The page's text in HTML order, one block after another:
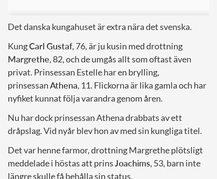
Det danska kungahuset är extra nära det svenska.
KungCarl Gustaf, 76, är ju kusin med drottning
Margrethe, 82, och de umgås allt som oftast även
privat. Prinsessan Estelle har en brylling,
prinsessanAthena, 11. Flickorna är lika gamla och har
nyfiket kunnat följa varandra genom åren.
Nu har dock prinsessan Athena drabbats av ett
dråpslag. Vid nyår blev hon av med sin kungliga titel.
Det var henne farmor, drottning Margrethe plötsligt
meddelade i höstas att prinsJoachims, 53, barn inte
längre skulle få behålla sin status.